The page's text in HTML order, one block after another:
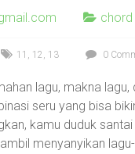
11 , 12 , 13 0
lagu, makna
seru yang bisa
kamu duduk
menyanyikan